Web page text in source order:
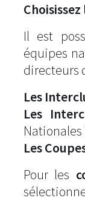
Il est
équipes
directeurs
Les
Les
Nationales
Les
Pour les